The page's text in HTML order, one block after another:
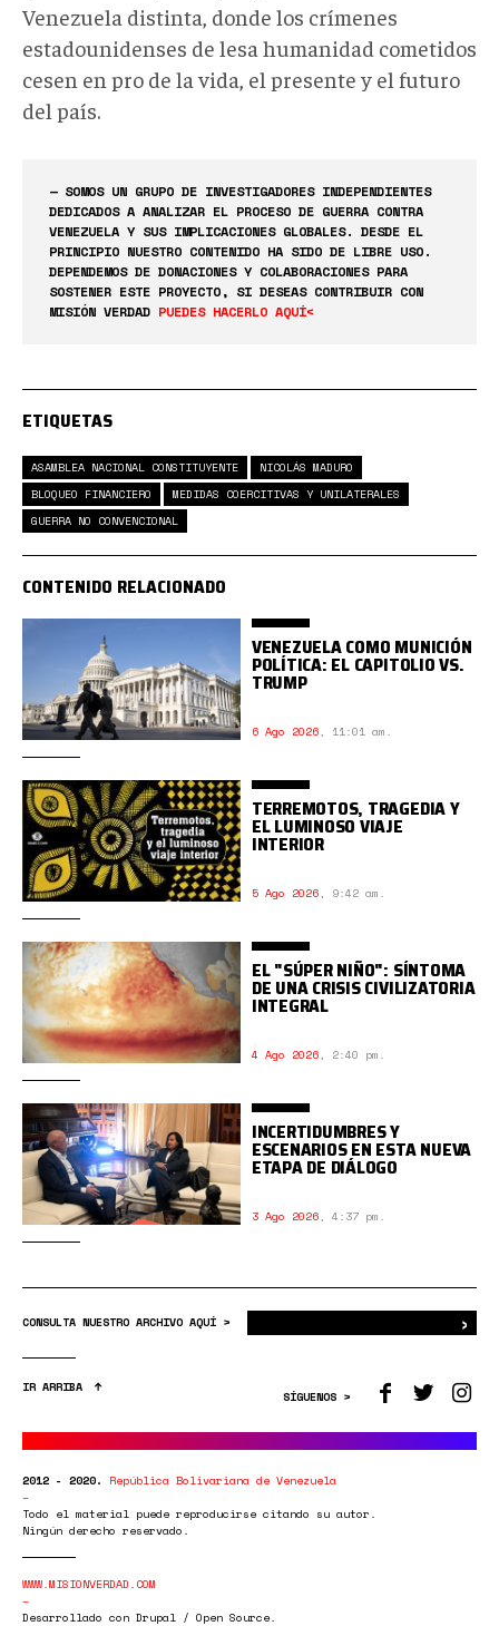
Venezuela distinta, donde los crímenes
estadounidenses de lesa humanidad cometidos
cesen en pro de la vida, el presente y el futuro
del país.
— SOMOS UN GRUPO DE INVESTIGADORES INDEPENDIENTES
DEDICADOS A ANALIZAR EL PROCESO DE GUERRA CONTRA
VENEZUELA Y SUS IMPLICACIONES GLOBALES. DESDE EL
PRINCIPIO NUESTRO CONTENIDO HA SIDO DE LIBRE USO.
DEPENDEMOS DE DONACIONES Y COLABORACIONES PARA
SOSTENER ESTE PROYECTO, SI DESEAS CONTRIBUIR CON
MISIÓN VERDAD PUEDES HACERLO AQUÍ<
ETIQUETAS
ASAMBLEA NACIONAL CONSTITUYENTE
NICOLÁS MADURO
BLOQUEO FINANCIERO
MEDIDAS COERCITIVAS Y UNILATERALES
GUERRA NO CONVENCIONAL
CONTENIDO RELACIONADO
VENEZUELA COMO MUNICIÓN
POLÍTICA: EL CAPITOLIO VS.
TRUMP
6 Ago 2026, 11:01 am.
TERREMOTOS, TRAGEDIA Y
EL LUMINOSO VIAJE
INTERIOR
5 Ago 2026, 9:42 am.
EL "SÚPER NIÑO": SÍNTOMA
DE UNA CRISIS CIVILIZATORIA
INTEGRAL
4 Ago 2026, 2:40 pm.
INCERTIDUMBRES Y
ESCENARIOS EN ESTA NUEVA
ETAPA DE DIÁLOGO
3 Ago 2026, 4:37 pm.
CONSULTA NUESTRO ARCHIVO AQUÍ > ›
IR ARRIBA
SÍGUENOS >
2012 - 2020. República Bolivariana de Venezuela
Todo el material puede reproducirse citando su autor.
Ningún derecho reservado.
WWW.MISIONVERDAD.COM
Desarrollado con Drupal / Open Source.